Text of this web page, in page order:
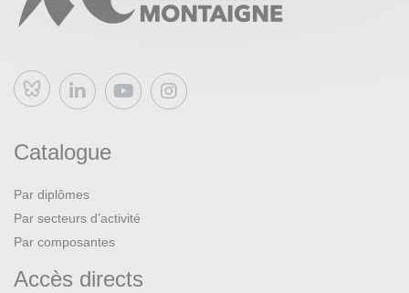
Bluesky
Catalogue
Par diplômes
Par secteurs d’activité
Par composantes
Accès directs